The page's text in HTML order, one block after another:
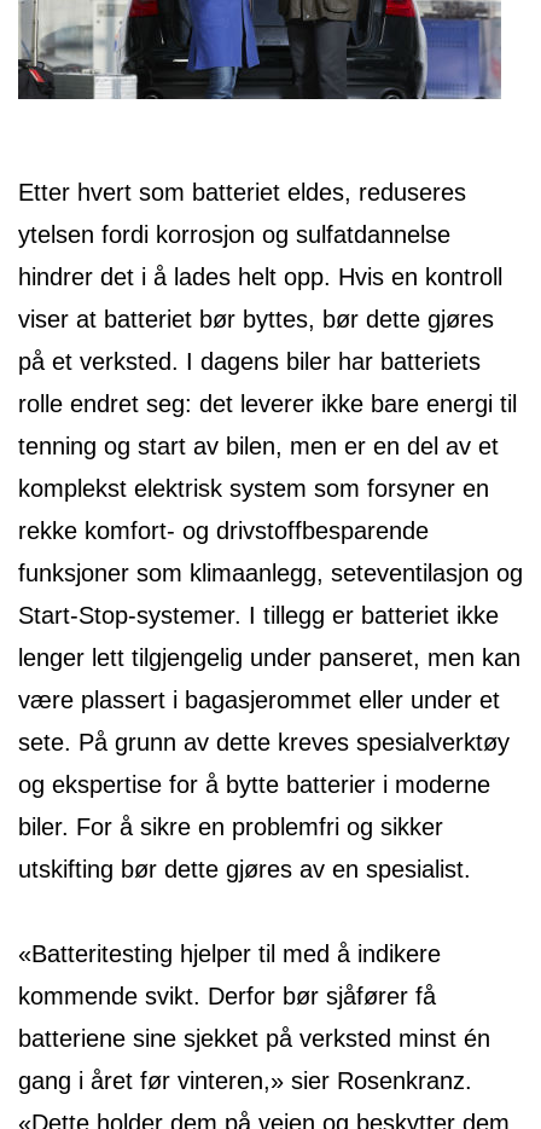
Etter hvert som batteriet eldes, reduseres
ytelsen fordi korrosjon og sulfatdannelse
hindrer det i å lades helt opp. Hvis en kontroll
viser at batteriet bør byttes, bør dette gjøres
på et verksted. I dagens biler har batteriets
rolle endret seg: det leverer ikke bare energi til
tenning og start av bilen, men er en del av et
komplekst elektrisk system som forsyner en
rekke komfort- og drivstoffbesparende
funksjoner som klimaanlegg, seteventilasjon og
Start-Stop-systemer. I tillegg er batteriet ikke
lenger lett tilgjengelig under panseret, men kan
være plassert i bagasjerommet eller under et
sete. På grunn av dette kreves spesialverktøy
og ekspertise for å bytte batterier i moderne
biler. For å sikre en problemfri og sikker
utskifting bør dette gjøres av en spesialist.
«Batteritesting hjelper til med å indikere
kommende svikt. Derfor bør sjåfører få
batteriene sine sjekket på verksted minst én
gang i året før vinteren,» sier Rosenkranz.
«Dette holder dem på veien og beskytter dem